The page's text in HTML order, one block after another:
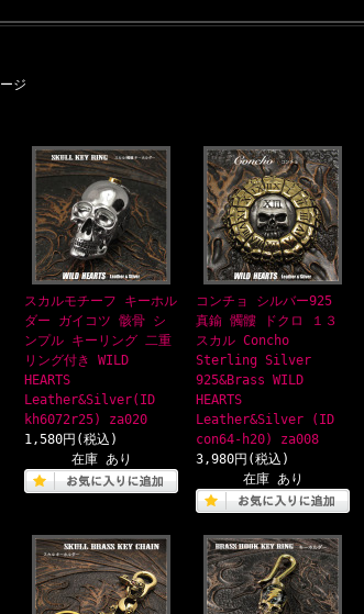
ジ
スカルモチーフ キーホル
ダー ガイコツ 骸骨 シ
ンプル キーリング 二重
リング付き WILD
HEARTS
Leather&Silver(ID
kh6072r25) za020
1,580円(税込)
在庫 あり
コンチョ シルバー925
真鍮 髑髏 ドクロ １３
スカル Concho
Sterling Silver
925&Brass WILD
HEARTS
Leather&Silver (ID
con64-h20) za008
3,980円(税込)
在庫 あり